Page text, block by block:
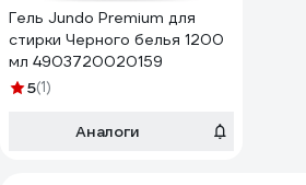
Гель Jundo Premium для
стирки Черного белья 1200
мл 4903720020159
5(1)
Аналоги